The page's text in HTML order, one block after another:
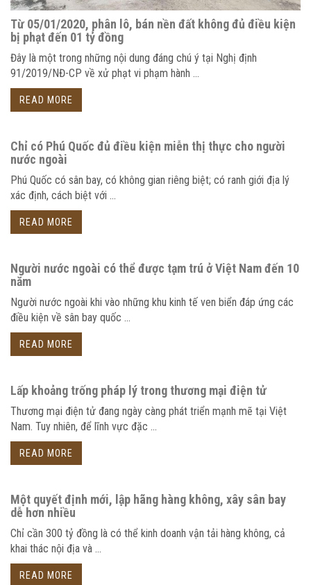
Từ 05/01/2020, phân lô, bán nền đất không đủ điều kiện
bị phạt đến 01 tỷ đồng
Đây là một trong những nội dung đáng chú ý tại Nghị định
91/2019/NĐ-CP về xử phạt vi phạm hành ...
READ MORE
Chỉ có Phú Quốc đủ điều kiện miễn thị thực cho người
nước ngoài
Phú Quốc có sân bay, có không gian riêng biệt; có ranh giới địa lý
xác định, cách biệt với ...
READ MORE
Người nước ngoài có thể được tạm trú ở Việt Nam đến 10
năm
Người nước ngoài khi vào những khu kinh tế ven biển đáp ứng các
điều kiện về sân bay quốc ...
READ MORE
Lấp khoảng trống pháp lý trong thương mại điện tử
Thương mại điện tử đang ngày càng phát triển mạnh mẽ tại Việt
Nam. Tuy nhiên, để lĩnh vực đặc ...
READ MORE
Một quyết định mới, lập hãng hàng không, xây sân bay
dễ hơn nhiều
Chỉ cần 300 tỷ đồng là có thể kinh doanh vận tải hàng không, cả
khai thác nội địa và ...
READ MORE